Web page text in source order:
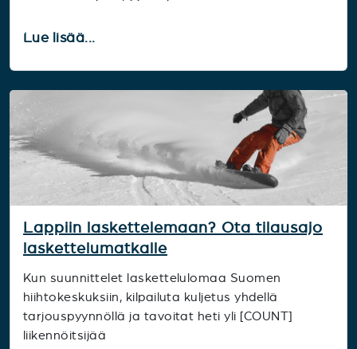
Lue lisää...
Lappiin laskettelemaan? Ota tilausajo
laskettelumatkalle
Kun suunnittelet laskettelulomaa Suomen
hiihtokeskuksiin, kilpailuta kuljetus yhdellä
tarjouspyynnöllä ja tavoitat heti yli [COUNT]
liikennöitsijää